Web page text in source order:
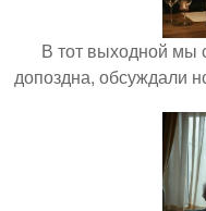
В тот выходной мы
допоздна, обсуждали